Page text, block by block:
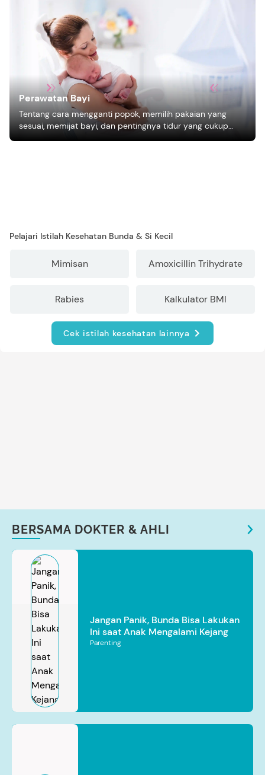
Perawatan Bayi
Tentang cara mengganti popok, memilih pakaian yang
sesuai, memijat bayi, dan pentingnya tidur yang cukup
bagi pertumbuhan bayi.
Pelajari Istilah Kesehatan Bunda & Si Kecil
Mimisan Amoxicillin Trihydrate
Rabies Kalkulator BMI
Cek istilah kesehatan lainnya
BERSAMA DOKTER & AHLI
Jangan Panik, Bunda Bisa Lakukan
Ini saat Anak Mengalami Kejang
Parenting